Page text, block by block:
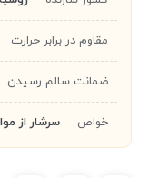
مقاوم در برابر حرارت
ضمانت سالم رسیدن
خواص سرشار از